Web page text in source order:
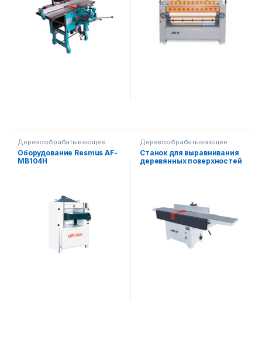
Деревообрабатывающее
оборудование
Оборудование Resmus AF-
MB104H
Деревообрабатывающее
оборудование
Станок для выравнивания
деревянных поверхностей